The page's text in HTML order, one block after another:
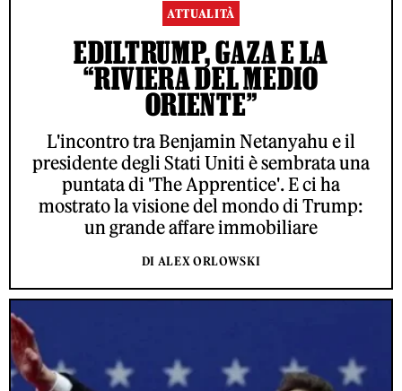
ATTUALITÀ
EDILTRUMP, GAZA E LA
“RIVIERA DEL MEDIO
ORIENTE”
L'incontro tra Benjamin Netanyahu e il
presidente degli Stati Uniti è sembrata una
puntata di 'The Apprentice'. E ci ha
mostrato la visione del mondo di Trump:
un grande affare immobiliare
DI ALEX ORLOWSKI